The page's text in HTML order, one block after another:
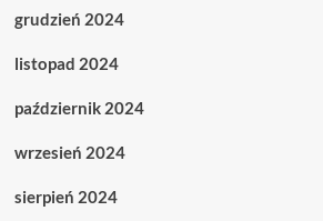
grudzień 2024
listopad 2024
październik 2024
wrzesień 2024
sierpień 2024